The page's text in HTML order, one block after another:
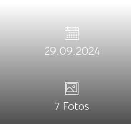
29.09.2024
7 Fotos